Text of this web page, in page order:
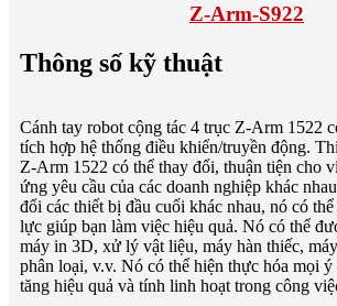
Z-Arm-S922
Thông số kỹ thuật
Cánh tay robot cộng tác 4 trục Z-Arm 1522
tích hợp hệ thống điều khiển/truyền động.
Z-Arm 1522 có thể thay đổi, thuận tiện cho
ứng yêu cầu của các doanh nghiệp khác
đổi các thiết bị đầu cuối khác nhau, nó có
lực giúp bạn làm việc hiệu quả. Nó có thể
máy in 3D, xử lý vật liệu, máy hàn thiếc,
phân loại, v.v. Nó có thể hiện thực hóa mọi ý
tăng hiệu quả và tính linh hoạt trong công